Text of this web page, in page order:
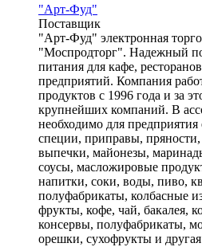
"Арт-Фуд"
Поставщик
"Арт-Фуд" электронная
"Моспродторг". Надежный
питания для кафе,
предприятий. Компания
продуктов с 1996 года и за
крупнейших компаний. В
необходимо для
специи, приправы,
выпечки, майонезы,
соусы, масложировые
напитки, соки, воды, пиво,
полуфабрикаты, колбасные
фрукты, кофе, чай, бакалея,
консервы, полуфабрикаты,
орешки, сухофрукты и